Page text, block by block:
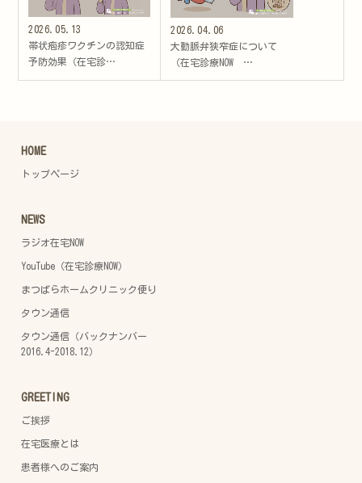
2026.05.13
帯状疱疹ワクチンの認知症
予防効果（在宅診…
2026.04.06
大動脈弁狭窄症について
（在宅診療NOW …
HOME
トップページ
NEWS
ラジオ在宅NOW
YouTube（在宅診療NOW）
まつばらホームクリニック便り
タウン通信
タウン通信（バックナンバー
2016.4-2018.12）
GREETING
ご挨拶
在宅医療とは
患者様へのご案内